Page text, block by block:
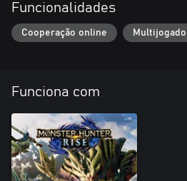
Funcionalidades
Cooperação online
Funciona com